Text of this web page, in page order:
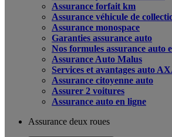
Assurance forfait km
Assurance véhicule de
Assurance monospace
Garanties assurance auto
Nos formules assurance auto
Assurance Auto Malus
Services et avantages auto
Assurance citoyenne auto
Assurer 2 voitures
Assurance auto en ligne
Assurance deux roues